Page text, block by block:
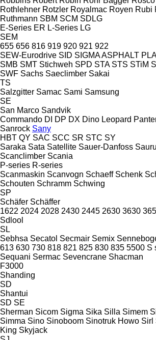
Rothlehner Rotzler Royalmac Royen Rubi
Ruthmann SBM SCM SDLG
E-Series ER L-Series LG
SEM
655 656 816 919 920 921 922
SEW-Eurodrive SID SIGMA ASPHALT
SMB SMT Stichweh SPD STA STS STiM
SWF Sachs Saeclimber Sakai
TS
Salzgitter Samac Sami Samsung
SE
San Marco Sandvik
Commando DI DP DX Dino Leopard
Sanrock Sany
HBT QY SAC SCC SR STC SY
Saraka Sata Satellite Sauer-Danfoss
Scanclimber Scania
P-series R-series
Scanmaskin Scanvogn Schaeff Schenk
Schouten Schramm Schwing
SP
Schäfer Schäffer
1622 2024 2028 2430 2445 2630 3630
Sdlool
SL
Sebhsa Secatol Secmair Semix
613 630 730 818 821 825 830 835 5500 S
Sequani Sermac Sevencrane Shacman
F3000
Shanding
SD
Shantui
SD SE
Sherman Sicom Sigma Sika Silla Simem
Simma Sino Sinoboom Sinotruk Howo Sirl
King Skyjack